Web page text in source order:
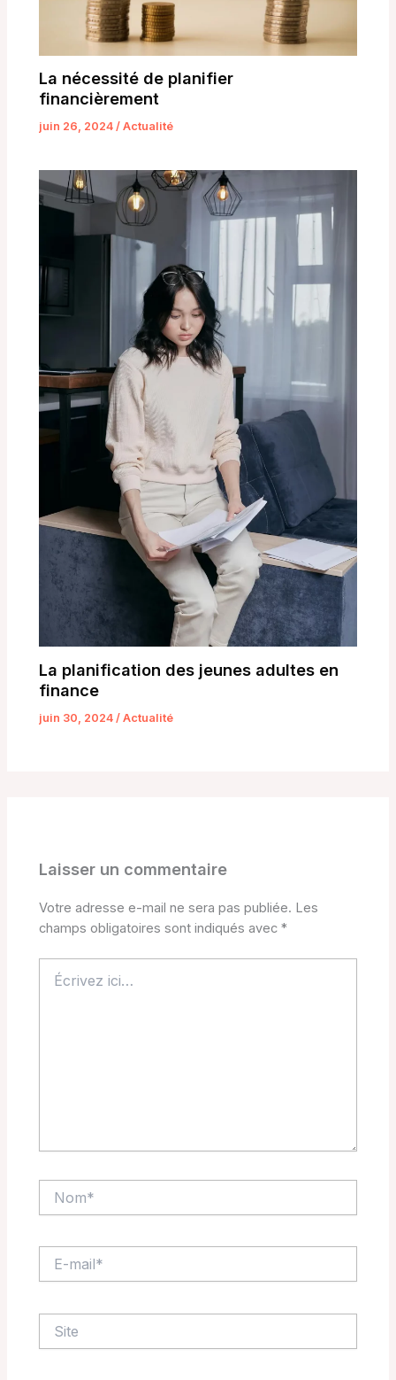
La nécessité de planifier
financièrement
juin 26, 2024/Actualité
La planification des jeunes adultes en
finance
juin 30, 2024 /Actualité
Laisser un commentaire
Votre adresse e-mail ne sera pas publiée. Les
champs obligatoires sont indiqués avec*
ici…
mail*